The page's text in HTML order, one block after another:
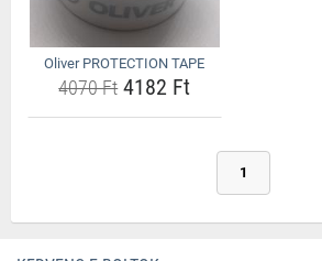
Oliver PROTECTION TAPE
4070 Ft4182 Ft
1